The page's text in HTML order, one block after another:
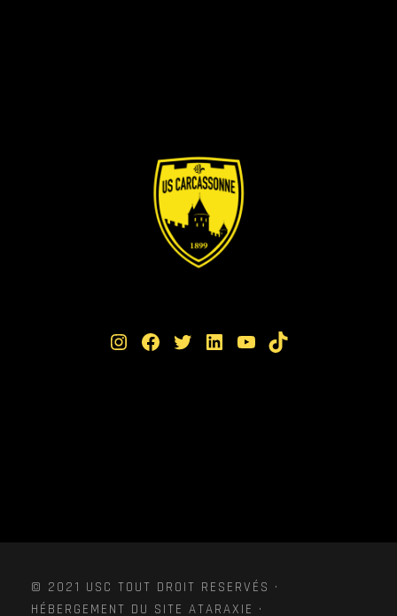
Instagram Facebook Twitter LinkedIn YouTube TikTok
© 2021 USC TOUT DROIT RESERVÉS ·
HÉBERGEMENT DU SITE ATARAXIE ·